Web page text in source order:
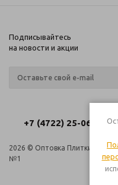
Подписывайтесь
на новости и акции
+7 (4722) 25-06-06
2026 © Оптовка Плитки
№1